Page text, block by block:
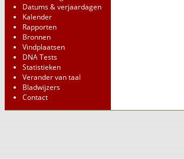
Datums & verjaardagen
Kalender
Rapporten
Bronnen
Vindplaatsen
DNA Tests
Statistieken
Verander van taal
Bladwijzers
Contact